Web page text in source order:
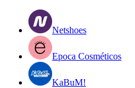
Netshoes
Epoca Cosméticos
KaBuM!